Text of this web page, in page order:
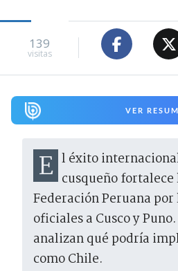
139
visitas
VER
El éxito internacional del club cusqueño fortalece
Federación Peruana
oficiales a Cusco y
analizan qué podría
como Chile.